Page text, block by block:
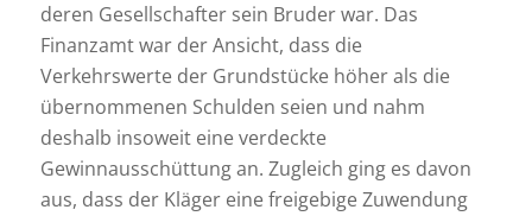
deren Gesellschafter sein Bruder war. Das
Finanzamt war der Ansicht, dass die
Verkehrswerte der Grundstücke höher als die
übernommenen Schulden seien und nahm
deshalb insoweit eine verdeckte
Gewinnausschüttung an. Zugleich ging es davon
aus, dass der Kläger eine freigebige Zuwendung